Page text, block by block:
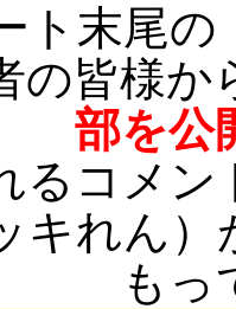
ト末尾の
の皆様か
部を公
るコメン
キれん
もっ